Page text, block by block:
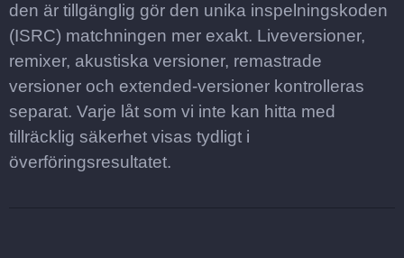
den är tillgänglig gör den unika inspelningskoden
(ISRC) matchningen mer exakt. Liveversioner,
remixer, akustiska versioner, remastrade
versioner och extended-versioner kontrolleras
separat. Varje låt som vi inte kan hitta med
tillräcklig säkerhet visas tydligt i
överföringsresultatet.